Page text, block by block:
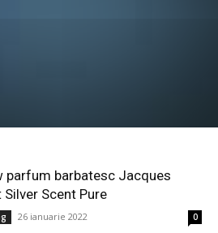
parfum barbatesc Jacques
Silver Scent Pure
26 ianuarie 2022 0